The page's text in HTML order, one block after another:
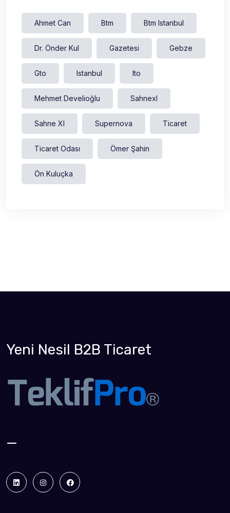
Ahmet Can Btm Btm Istanbul
Dr. Önder Kul Gazetesi Gebze
Gto Istanbul Ito
Mehmet Develioğlu Sahnexl
Sahne Xl Supernova Ticaret
Ticaret Odası Ömer Şahin
Ön Kuluçka
Yeni Nesil B2B Ticaret
_